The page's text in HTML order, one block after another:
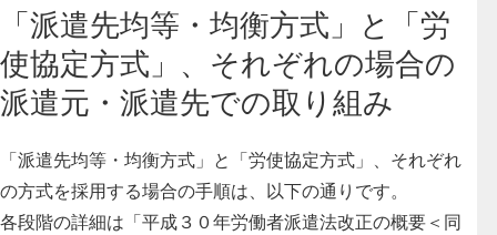
「派遣先均等・均衡方式」と「労
使協定方式」、それぞれの場合の
派遣元・派遣先での取り組み
「派遣先均等・均衡方式」と「労使協定方式」、それぞれ
の方式を採用する場合の手順は、以下の通りです。
各段階の詳細は「平成３０年労働者派遣法改正の概要＜同